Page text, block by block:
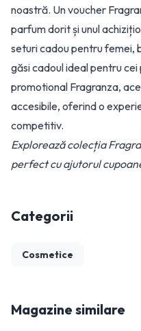
noastră. Un voucher
parfum dorit și unul
seturi cadou pentru femei,
găsi cadoul ideal pentru cei
promotional Fragranza,
accesibile, oferind o
competitiv.
Explorează colecția
perfect cu ajutorul
Categorii
Cosmetice
Magazine similare